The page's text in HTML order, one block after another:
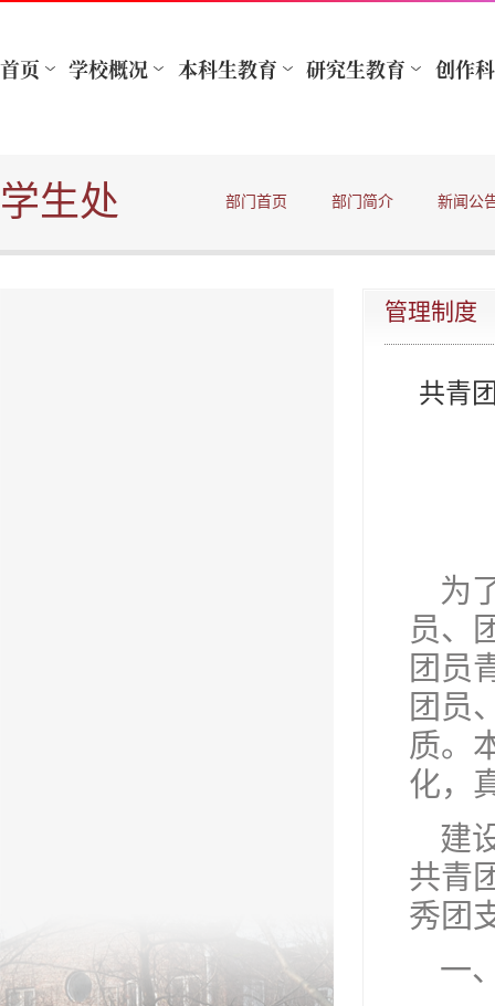
学生处 部门首页 部门简介 新闻公
管理制度
共青
为
员、
团员
团员
质。
化，
建
共青
秀团
一